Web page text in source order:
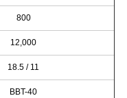
800
12,000
18.5 / 11
BBT-40